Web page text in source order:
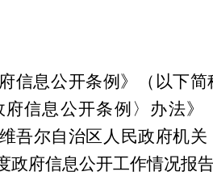
信息公开条例》（以下简
府信息公开条例〉办法》
吾尔自治区人民政府机关
政府信息公开工作情况报告